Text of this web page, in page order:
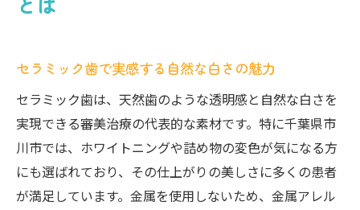
ホワイトニングと比較したセラミック歯の
強み
自然な白さが続くセラミック歯のメリット
セラミック歯で笑顔に自信が持てる理由
千葉県市川市で話題のセラミック治療体験
市川市で人気のセラミック歯治療の流れ
セラミック歯で実感する自然な白さの魅力
セラミック歯は、天然歯のような透明感と自然な白さを
実現できる審美治療の代表的な素材です。特に千葉県市
川市では、ホワイトニングや詰め物の変色が気になる方
にも選ばれており、その仕上がりの美しさに多くの患者
が満足しています。金属を使用しないため、金属アレル